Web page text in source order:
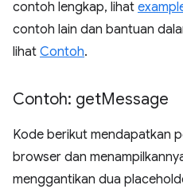
contoh lengkap, lihat
contoh lain dan bantuan
lihat Contoh.
Contoh: getMessage
Kode berikut mendapatkan
browser dan
menggantikan dua